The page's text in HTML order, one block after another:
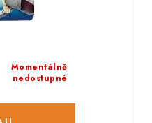
Momentálně
nedostupné